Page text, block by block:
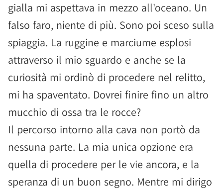
gialla mi aspettava in mezzo all'oceano. Un
falso faro, niente di più. Sono poi sceso sulla
spiaggia. La ruggine e marciume esplosi
attraverso il mio sguardo e anche se la
curiosità mi ordinò di procedere nel relitto,
mi ha spaventato. Dovrei finire fino un altro
mucchio di ossa tra le rocce?
Il percorso intorno alla cava non portò da
nessuna parte. La mia unica opzione era
quella di procedere per le vie ancora, e la
speranza di un buon segno. Mentre mi dirigo